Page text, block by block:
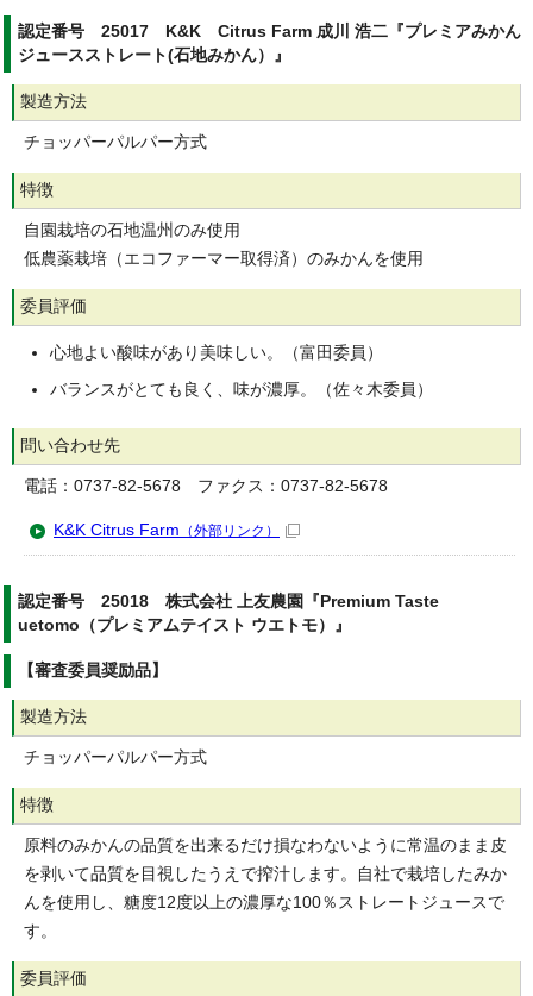
認定番号 25017 K&K Citrus Farm 成川 浩二『プレミアみかん
ジュースストレート(石地みかん）』
製造方法
チョッパーパルパー方式
特徴
自園栽培の石地温州のみ使用
低農薬栽培（エコファーマー取得済）のみかんを使用
委員評価
心地よい酸味があり美味しい。（富田委員）
バランスがとても良く、味が濃厚。（佐々木委員）
問い合わせ先
電話：0737-82-5678 ファクス：0737-82-5678
K&K Citrus Farm （外部リンク）
認定番号 25018 株式会社 上友農園『Premium Taste
uetomo（プレミアムテイスト ウエトモ）』
【審査委員奨励品】
製造方法
チョッパーパルパー方式
特徴
原料のみかんの品質を出来るだけ損なわないように常温のまま皮
を剥いて品質を目視したうえで搾汁します。自社で栽培したみか
んを使用し、糖度12度以上の濃厚な100％ストレートジュースで
す。
委員評価